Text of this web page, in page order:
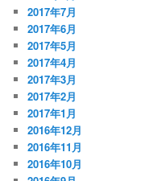
2017年7月
2017年6月
2017年5月
2017年4月
2017年3月
2017年2月
2017年1月
2016年12月
2016年11月
2016年10月